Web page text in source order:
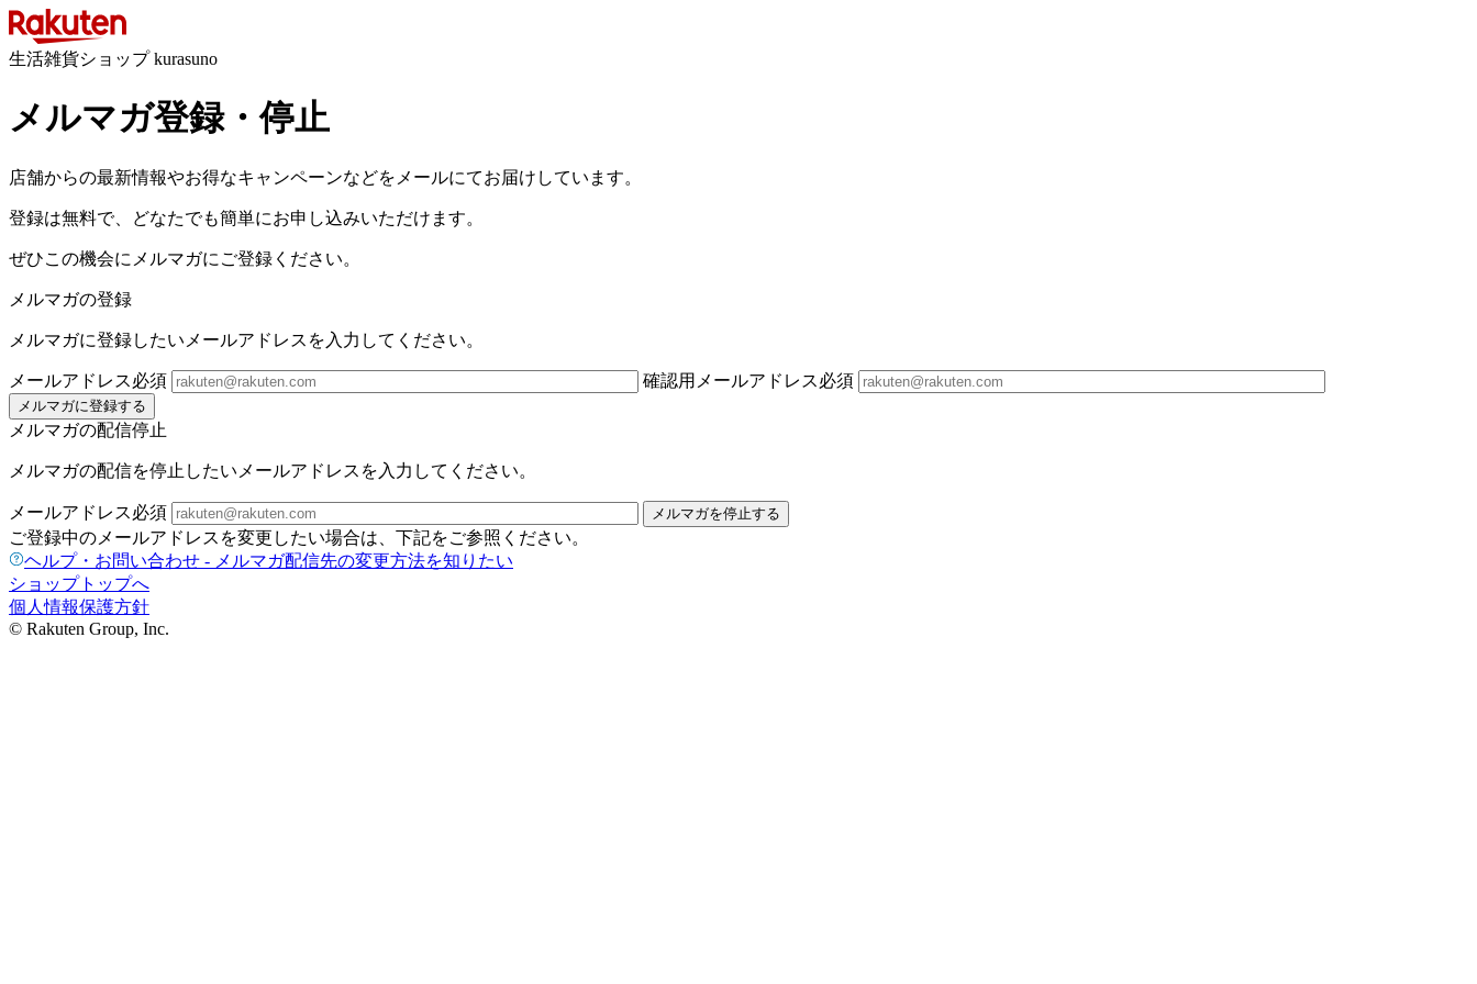
生活雑貨ショップ kurasuno
メルマガ登録・停止
店舗からの最新情報やお得なキャンペーンなどをメールにてお届けしています。
登録は無料で、どなたでも簡単にお申し込みいただけます。
ぜひこの機会にメルマガにご登録ください。
メルマガの登録
メルマガに登録したいメールアドレスを入力してください。
メールアドレス必須 確認用メールアドレス必須
メルマガに登録する
メルマガの配信停止
メルマガの配信を停止したいメールアドレスを入力してください。
メールアドレス必須 メルマガを停止する
ご登録中のメールアドレスを変更したい場合は、下記をご参照ください。
ヘルプ・お問い合わせ - メルマガ配信先の変更方法を知りたい
ショップトップへ
個人情報保護方針
© Rakuten Group, Inc.